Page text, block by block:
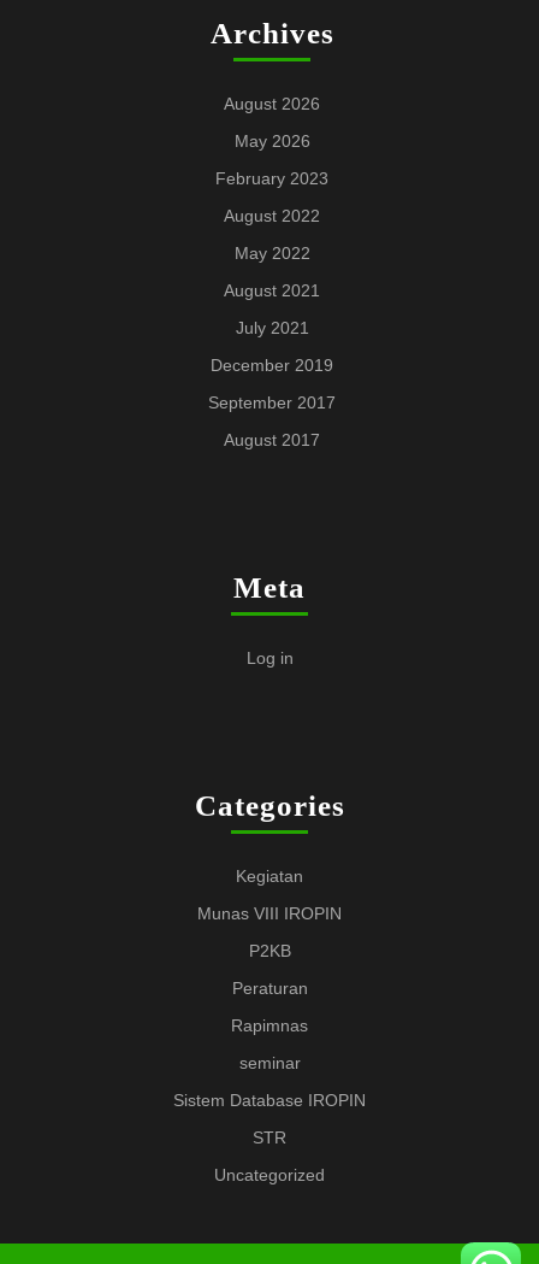
Archives
August 2026
May 2026
February 2023
August 2022
May 2022
August 2021
July 2021
December 2019
September 2017
August 2017
Meta
Log in
Categories
Kegiatan
Munas VIII IROPIN
P2KB
Peraturan
Rapimnas
seminar
Sistem Database IROPIN
STR
Uncategorized